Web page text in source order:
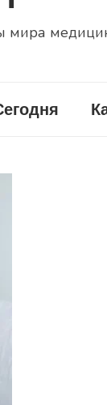
мира